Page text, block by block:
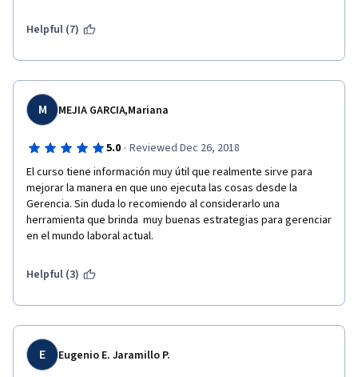
Helpful (7)
M MEJIA GARCIA,Mariana
5.0 · Reviewed Dec 26, 2018
El curso tiene información muy útil que realmente sirve para
mejorar la manera en que uno ejecuta las cosas desde la
Gerencia. Sin duda lo recomiendo al considerarlo una
herramienta que brinda  muy buenas estrategias para gerenciar
en el mundo laboral actual.
Helpful (3)
E Eugenio E. Jaramillo P.